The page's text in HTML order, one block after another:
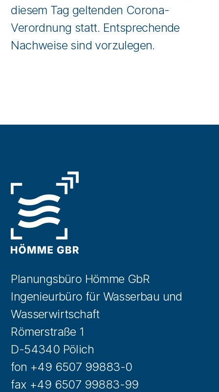
diesem Tag geltenden Corona-
Verordnung statt. Entsprechende
Nachweise sind vorzulegen.
Planungsbüro Hömme GbR
Ingenieurbüro für Wasserbau und
Wasserwirtschaft
Römerstraße 1
D-54340 Pölich
fon +49 6507 99883-0
fax +49 6507 99883-99